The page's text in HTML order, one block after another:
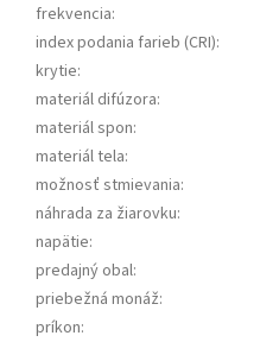
frekvencia:
index podania farieb (CRI):
krytie:
materiál difúzora:
materiál spon:
materiál tela:
možnosť stmievania:
náhrada za žiarovku:
napätie:
predajný obal:
priebežná monáž:
príkon: